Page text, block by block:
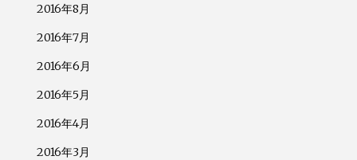
2016年8月
2016年7月
2016年6月
2016年5月
2016年4月
2016年3月